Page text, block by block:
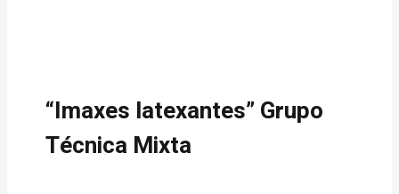
“Imaxes latexantes” Grupo
Técnica Mixta